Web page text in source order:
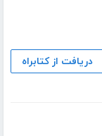
دریافت از کتابراه